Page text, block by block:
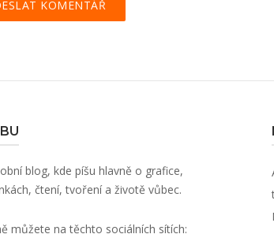
blog, kde píšu hlavně o grafice,
čtení, tvoření a životě vůbec.
můžete na těchto sociálních sítích: